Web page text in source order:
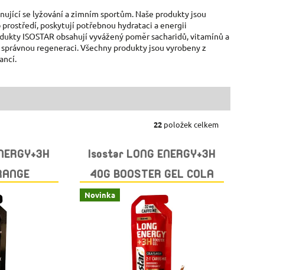
se lyžování a zimním sportům. Naše produkty jsou
poskytují potřebnou hydrataci a energii
ISOSTAR obsahují vyvážený poměr sacharidů, vitamínů a
regeneraci. Všechny produkty jsou vyrobeny z
22položek celkem
Isostar LONG ENERGY+3H
40G BOOSTER GEL COLA
Novinka